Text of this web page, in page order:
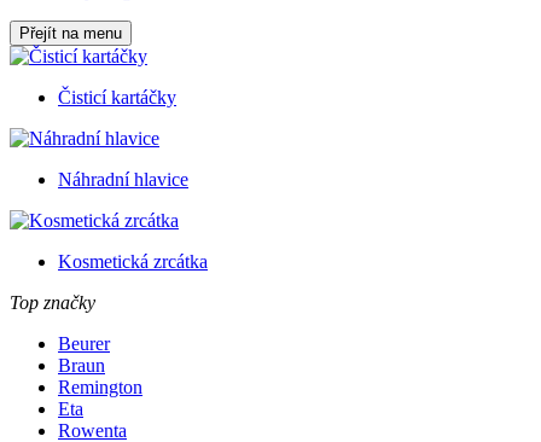
Přejít na menu
Čisticí kartáčky
Náhradní hlavice
Kosmetická zrcátka
Top značky
Beurer
Braun
Remington
Eta
Rowenta